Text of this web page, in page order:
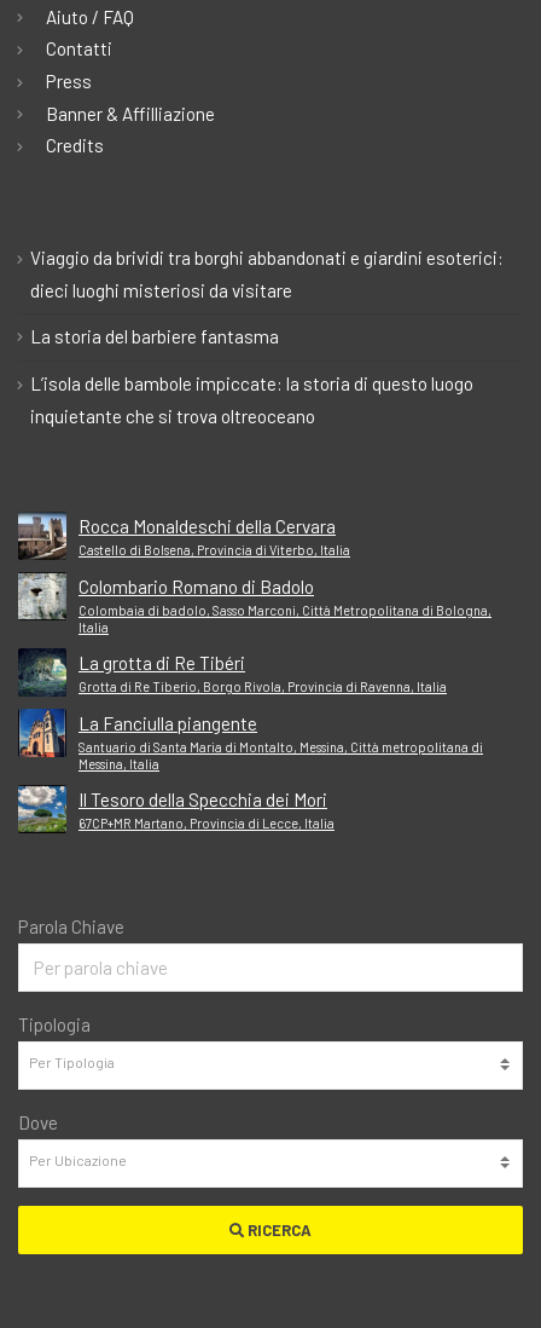
Aiuto / FAQ
Contatti
Press
Banner & Affilliazione
Credits
Viaggio da brividi tra borghi abbandonati e giardini esoterici:
dieci luoghi misteriosi da visitare
La storia del barbiere fantasma
L’isola delle bambole impiccate: la storia di questo luogo
inquietante che si trova oltreoceano
Rocca Monaldeschi della Cervara
Castello di Bolsena, Provincia di Viterbo, Italia
Colombario Romano di Badolo
Colombaia di badolo, Sasso Marconi, Città Metropolitana di Bologna,
Italia
La grotta di Re Tibéri
Grotta di Re Tiberio, Borgo Rivola, Provincia di Ravenna, Italia
La Fanciulla piangente
Santuario di Santa Maria di Montalto, Messina, Città metropolitana di
Messina, Italia
Il Tesoro della Specchia dei Mori
67CP+MR Martano, Provincia di Lecce, Italia
Parola Chiave
Tipologia
Dove
RICERCA